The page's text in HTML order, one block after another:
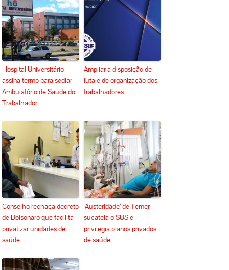
Hospital Universitário
assina termo para sediar
Ambulatório de Saúde do
Trabalhador
Ampliar a disposição de
luta e de organização dos
trabalhadores
Conselho rechaça decreto
de Bolsonaro que facilita
privatizar unidades de
saúde
‘Austeridade’ de Temer
sucateia o SUS e
privilegia planos privados
de saúde